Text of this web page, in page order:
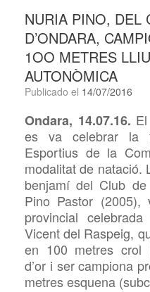
NURIA PINO, DEL
D’ONDARA,
1OO METRES
AUTONÒMICA
Publicado el 14/07/2016
Ondara, 14.07.16.
es va celebrar la
Esportius de la
modalitat de natació.
benjamí del Club de
Pino Pastor
provincial
Vicent del Raspeig,
en 100 metres crol
d’or i ser campiona
metres esquena